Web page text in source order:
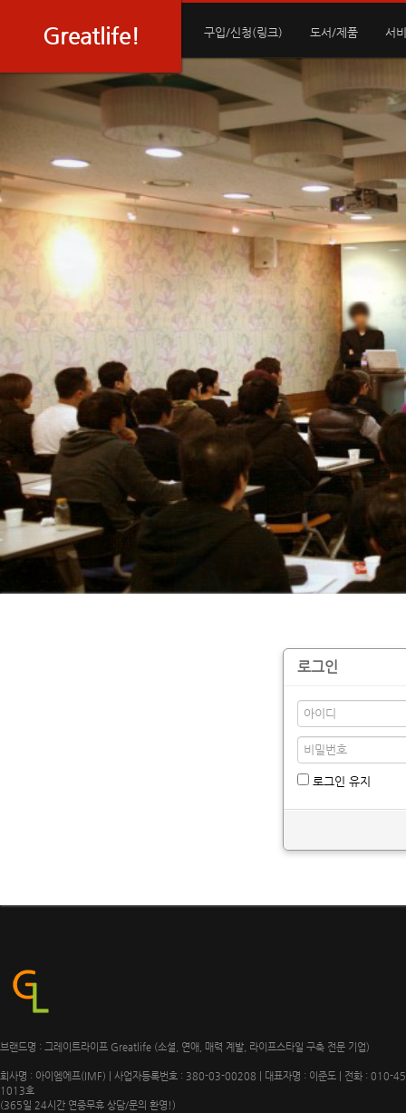
Greatlife! 구입/신청(링크) 도서/제품 서
로그인
로그인 유지
브랜드명 : 그레이트라이프 Greatlife (소셜, 연애, 매력 계발, 라이프스타일 구축 전문 기업)
회사명 : 아이엠에프(IMF) | 사업자등록번호 : 380-03-00208 | 대표자명 : 이준도 | 전화 :
1013호
(365일 24시간 연중무휴 상담/문의 환영!)